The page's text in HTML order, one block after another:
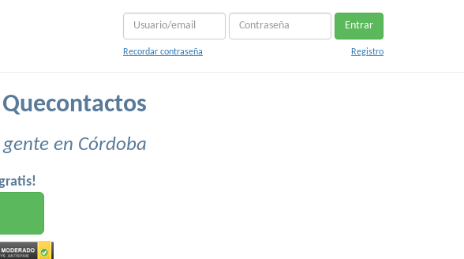
Entrar
Recordar contraseña Registro
en Córdoba